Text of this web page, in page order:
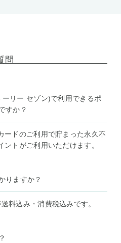
問
リー セゾン)で利用できるポ
すか？
ードのご利用で貯まった永久不
ントがご利用いただけます。
りますか？
料込み・消費税込みです。